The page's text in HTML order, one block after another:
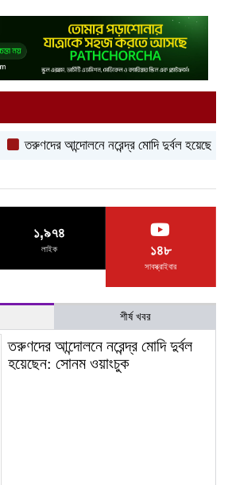
তরুণদের আন্দোলনে নরেন্দ্র মোদি দুর্বল হয়েছেন: সোনম
১,৯৭৪
লাইক ১৪৮
সাবস্ক্রাইবার
শীর্ষ খবর
তরুণদের আন্দোলনে নরেন্দ্র মোদি দুর্বল
হয়েছেন: সোনম ওয়াংচুক